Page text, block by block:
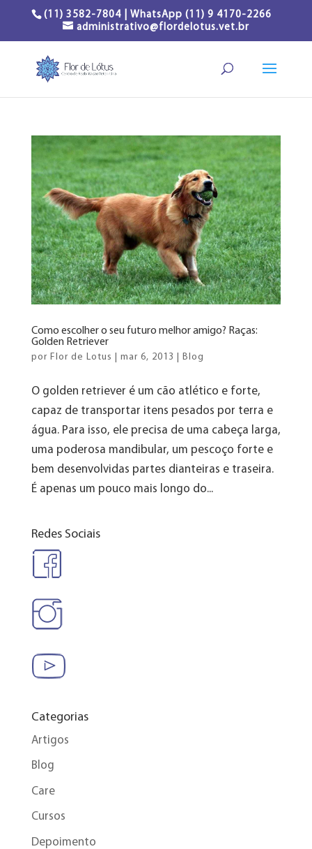
(11) 3582-7804 | WhatsApp (11) 9 4170-2266
administrativo@flordelotus.vet.br
Como escolher o seu futuro melhor amigo? Raças:
Golden Retriever
por Flor de Lotus mar 6, 2013 Blog
O golden retriever é um cão atlético e forte,
capaz de transportar itens pesados por terra e
água. Para isso, ele precisa de uma cabeça larga,
uma poderosa mandibular, um pescoço forte e
bem desenvolvidas partes dianteiras e traseira.
É apenas um pouco mais longo do...
Redes Sociais
Categorias
Artigos
Blog
Care
Cursos
Depoimento